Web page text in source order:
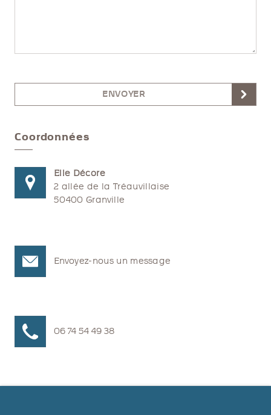
ENVOYER
Coordonnées
Elle Décore
2 allée de la Tréauvillaise
50400 Granville
Envoyez-nous un message
06 74 54 49 38